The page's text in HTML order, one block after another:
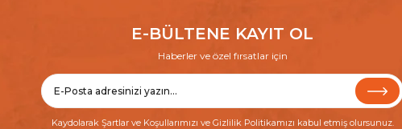
E-BÜLTENE KAYIT OL
Haberler ve özel fırsatlar için
Kaydolarak Şartlar ve Koşullarımızı ve Gizlilik Politikamızı kabul etmiş olursunuz.